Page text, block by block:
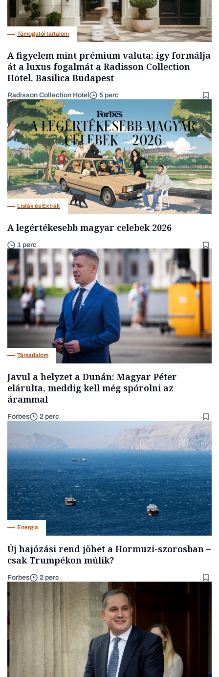
Támogatói tartalom
A figyelem mint prémium valuta: így formálja
át a luxus fogalmát a Radisson Collection
Hotel, Basilica Budapest
Radisson Collection Hotel 5 perc
Listák és Extrák
A legértékesebb magyar celebek 2026
1 perc
Társadalom
Javul a helyzet a Dunán: Magyar Péter
elárulta, meddig kell még spórolni az
árammal
Forbes 2 perc
Energia
Új hajózási rend jöhet a Hormuzi-szorosban –
csak Trumpékon múlik?
Forbes 2 perc